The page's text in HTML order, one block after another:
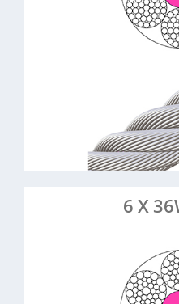
Sehr flexibel, gut
>
>
6 X
6 Litzen à 36
Warrington-
8-26 mm